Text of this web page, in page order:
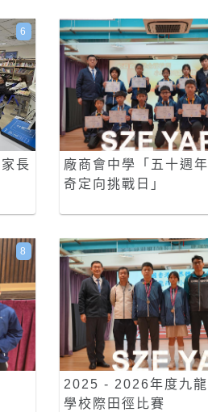
長
6
廠商會中學「五十週
奇定向挑戰日」
8
2025 - 2026年度九龍
學校際田徑比賽